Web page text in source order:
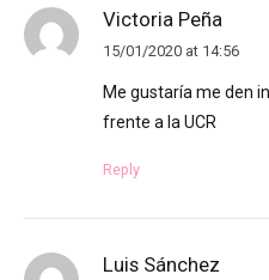
Victoria Peña
15/01/2020 at 14:56
Me gustaría me den
frente a la UCR
Reply
Luis Sánchez